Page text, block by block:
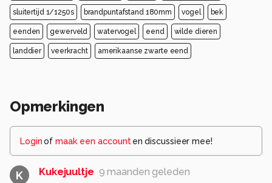
sluitertijd 1/1250s brandpuntafstand 180mm vogel bek
eenden gewerveld watervogel eend wilde dieren
landdier veerkracht amerikaanse zwarte eend
Opmerkingen
Loginof maak een account en discussieer mee!
K Kukejuultje 9 maanden geleden